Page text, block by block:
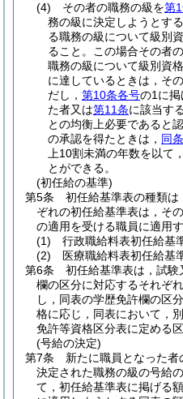
(4)
その者の職務の級を第
務の級に決定しようとす
る職務の級について級別
ること。
この場合その者
職務の級について級別資
に達しているときは，そ
だし， 第10条各号の1に掲
た者又は第11条に該当す
との均衡上必要であると
の承認を得たときは， 同条
上10割未満の年数を以て
とができる。
(初任給の基準)
第5条
初任給基準表の種類
ぞれの初任給基準表は，そ
の適用を受ける職員に適用す
(1)
行政職給料表初任給基
(2)
医療職給料表初任給基
第6条
初任給基準表は，試
欄の区分に対応するそれぞ
し，同表の学歴免許欄の区
格に応じ，同表において，
免許等資格区分表に定める
(号給の決定)
第7条
新たに職員となった者
決定された職務の級の号給
て，初任給基準表に掲げる